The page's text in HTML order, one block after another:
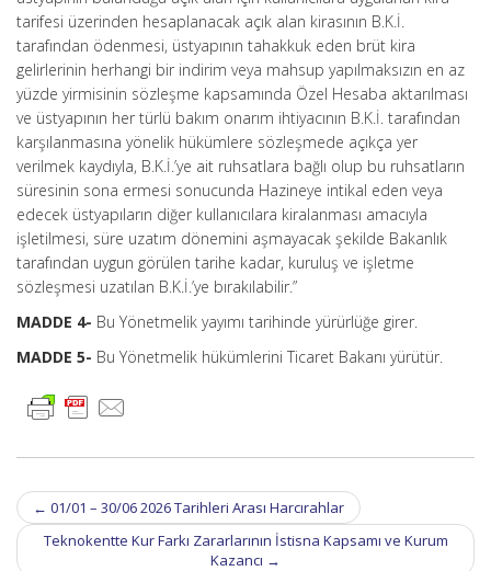
tarifesi üzerinden hesaplanacak açık alan kirasının B.K.İ.
tarafından ödenmesi, üstyapının tahakkuk eden brüt kira
gelirlerinin herhangi bir indirim veya mahsup yapılmaksızın en az
yüzde yirmisinin sözleşme kapsamında Özel Hesaba aktarılması
ve üstyapının her türlü bakım onarım ihtiyacının B.K.İ. tarafından
karşılanmasına yönelik hükümlere sözleşmede açıkça yer
verilmek kaydıyla, B.K.İ.’ye ait ruhsatlara bağlı olup bu ruhsatların
süresinin sona ermesi sonucunda Hazineye intikal eden veya
edecek üstyapıların diğer kullanıcılara kiralanması amacıyla
işletilmesi, süre uzatım dönemini aşmayacak şekilde Bakanlık
tarafından uygun görülen tarihe kadar, kuruluş ve işletme
sözleşmesi uzatılan B.K.İ.’ye bırakılabilir.”
MADDE 4- Bu Yönetmelik yayımı tarihinde yürürlüğe girer.
MADDE 5- Bu Yönetmelik hükümlerini Ticaret Bakanı yürütür.
Post
navigation
← 01/01 – 30/06 2026 Tarihleri Arası Harcırahlar
Teknokentte Kur Farkı Zararlarının İstisna Kapsamı ve Kurum
Kazancı →